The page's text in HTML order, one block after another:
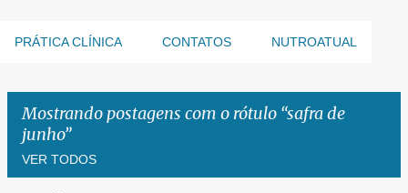
PRÁTICA CLÍNICA CONTATOS NUTROATUAL
Mostrando postagens com o rótulo safra de
junho
VER TODOS